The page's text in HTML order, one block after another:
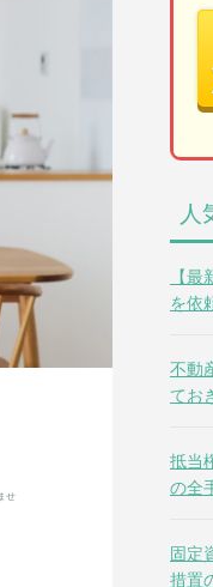
せ
人
【
を依
不動
てお
抵当
の全
固定
措置